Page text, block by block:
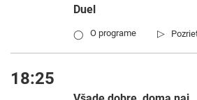
Duel
▷
◯ O programe
18:25